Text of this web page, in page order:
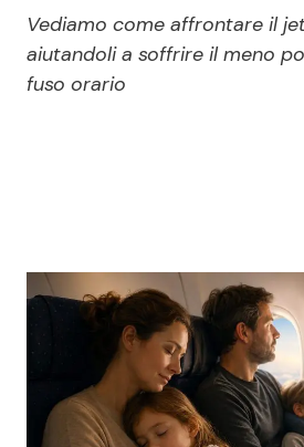
Economia
Persone Scomparse
ShowBiz
News Cinema
News Musica
Vediamo come affrontare il
aiutandoli a soffrire il meno
fuso orario